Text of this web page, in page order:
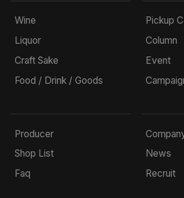
Wine
Liquor
Craft Sake
Food / Drink / Goods
Pickup
Column
Event
Producer
Shop List
Faq
News
Recruit